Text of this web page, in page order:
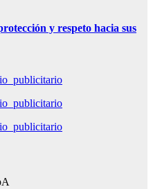
y respeto hacia sus